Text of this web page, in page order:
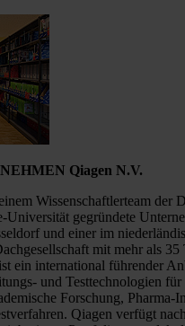
Qiagen N.V.
Wissenschaftlerteam der
Universität gegründete
und einer im
mit mehr als 35
ein international führender
und Testtechnologien
Forschung, Pharma-
Qiagen verfügt